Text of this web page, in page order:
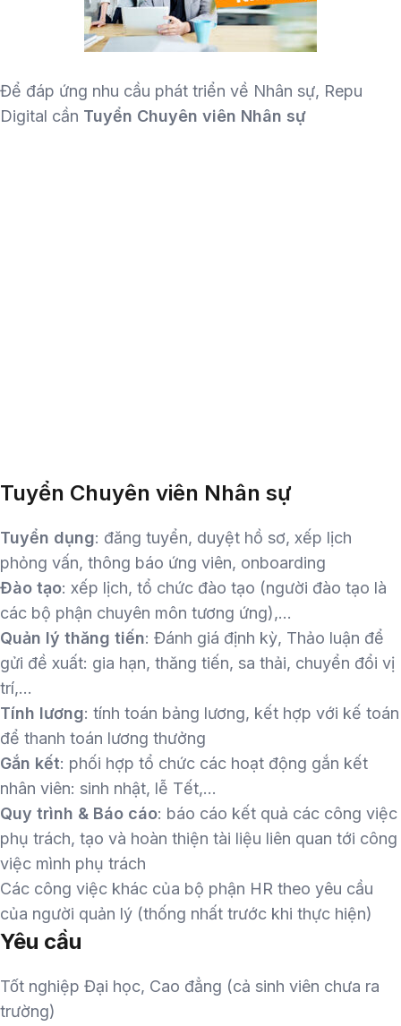
Để đáp ứng nhu cầu phát triển về Nhân sự, Repu
Digital cần Tuyển Chuyên viên Nhân sự
Tuyển Chuyên viên Nhân sự
Tuyển dụng: đăng tuyển, duyệt hồ sơ, xếp lịch
phỏng vấn, thông báo ứng viên, onboarding
Đào tạo: xếp lịch, tổ chức đào tạo (người đào tạo là
các bộ phận chuyên môn tương ứng),…
Quản lý thăng tiến: Đánh giá định kỳ, Thảo luận để
gửi đề xuất: gia hạn, thăng tiến, sa thải, chuyển đổi vị
trí,…
Tính lương: tính toán bảng lương, kết hợp với kế toán
để thanh toán lương thưởng
Gắn kết: phối hợp tổ chức các hoạt động gắn kết
nhân viên: sinh nhật, lễ Tết,…
Quy trình & Báo cáo: báo cáo kết quả các công việc
phụ trách, tạo và hoàn thiện tài liệu liên quan tới công
việc mình phụ trách
Các công việc khác của bộ phận HR theo yêu cầu
của người quản lý (thống nhất trước khi thực hiện)
Yêu cầu
Tốt nghiệp Đại học, Cao đẳng (cả sinh viên chưa ra
trường)